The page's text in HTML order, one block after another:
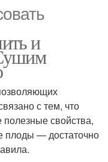
и
с тем, что
свойства,
плоды — достаточно